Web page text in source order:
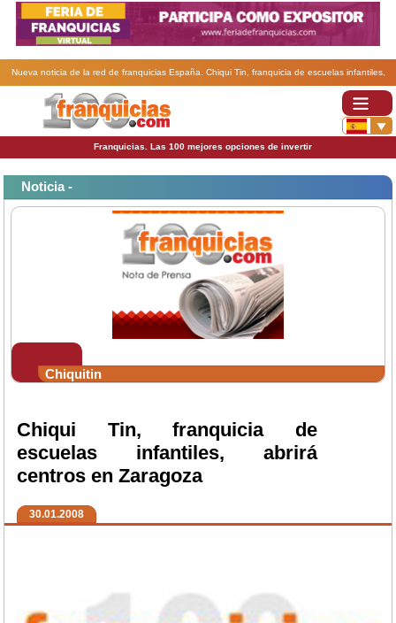
Nueva noticia de la red de franquicias España. Chiqui Tin, franquicia de escuelas infantiles,
abrirá centros en Zaragoza .
Franquicias. Las 100 mejores opciones de invertir
Noticia -
Chiquitin
Chiqui Tin, franquicia de
escuelas infantiles, abrirá
centros en Zaragoza
30.01.2008